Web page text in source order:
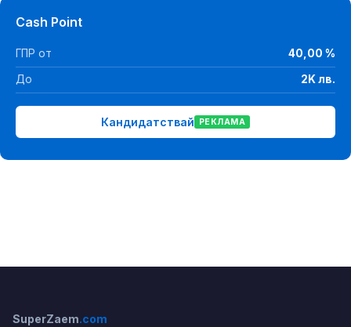
Cash Point
ГПР от 40,00 %
До 2K лв.
Кандидатствай РЕКЛАМА
SuperZaem.com